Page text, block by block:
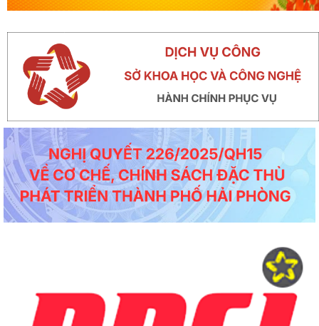
Công văn số 5167/VP-VX ngày 10/5/2026 của Văn phòng Ủy ban nhân dân
nâng cấp, cải tiến hệ thống...
Thông báo số 370-TB/TU ngày 06/5/2026 ý kiến của Thường trực Thành ủy về
công tác chuẩn bị tổ chức...
Thông báo số 594/TB-SKHCN ngày 05/5/2026 Kết luận Hội nghị đối thoại và giải
quyết kiến nghị của...
Công văn số 4621/SYT-CCDSTE ngày 05/5/2026 của Sở Y tế về việc tăng cường
đảm bảo an toàn, phòng...
Công văn số 3817/STC-ĐKKD&QLDN ngày 04/5/2026 của Sở Tài chính về việc
tuyên truyền, phổ biến kêu...
Công văn số 1524/SKHCN-HTS&CNg ngày 22/4/2026 Quyết định ban hành Quy
chế phối hợp trong hoạt động...
Công văn số 65-CV/BTGDVĐU ngày 27/3/2026 của Ban tuyên giáo và Dân vận
về việc tuyên truyền kỷ niệm...
Thông báo số 139/TB-BKHCN ngày 10/4/2026 của Bộ Khoa học và Công nghệ